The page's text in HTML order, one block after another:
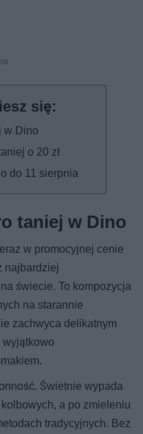
w Dino
o 20 zł
do 11 sierpnia
taniej w Dino
w promocyjnej cenie
najbardziej
świecie. To kompozycja
na starannie
zachwyca delikatnym
wyjątkowo
Świetnie wypada
a po zmieleniu
tradycyjnych. Bez